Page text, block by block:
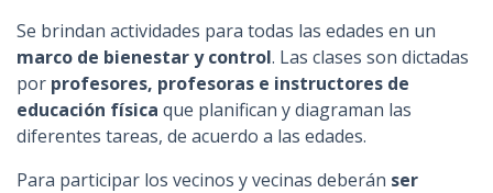
Se brindan actividades para todas las edades en un
marco de bienestar y control. Las clases son dictadas
por profesores, profesoras e instructores de
educación física que planifican y diagraman las
diferentes tareas, de acuerdo a las edades.
Para participar los vecinos y vecinas deberán ser